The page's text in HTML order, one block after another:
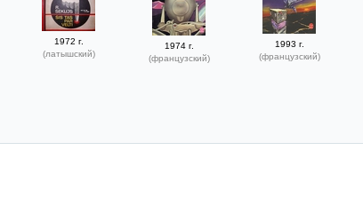
1972 г.
(латышский)
1974 г.
(французский)
1993 г.
(французский)